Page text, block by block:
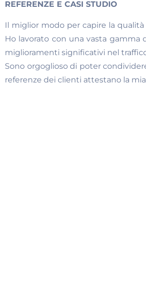
REFERENZE E CASI STUDIO
Il miglior modo per capire la
Ho lavorato con una vasta
miglioramenti significativi nel
Sono orgoglioso di poter
referenze dei clienti attestano la